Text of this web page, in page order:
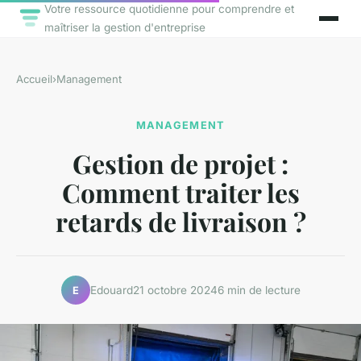
Votre ressource quotidienne pour comprendre et
maîtriser la gestion d'entreprise
Accueil›Management
MANAGEMENT
Gestion de projet :
Comment traiter les
retards de livraison ?
E Edouard21 octobre 20246 min de lecture